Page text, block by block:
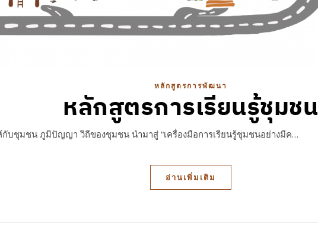
หลักสูตรการพัฒนา
หลักสูตรการเรียนรู้ชุมชน
บชุมชน ภูมิปัญญา วิถีของชุมชน นำมาสู่ “เครื่องมือการเรียนรู้ชุมชนอย่างมีค…
อ่านเพิ่มเติม